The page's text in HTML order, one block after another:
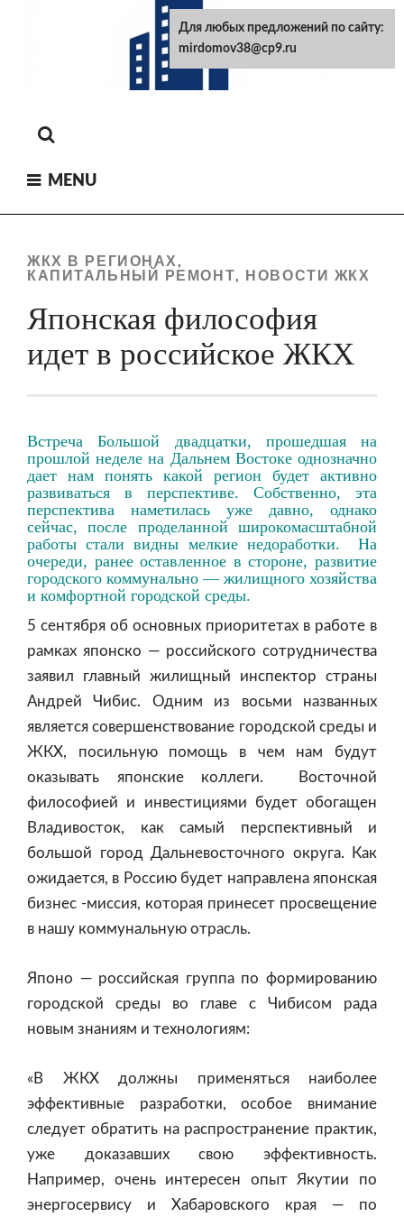
MENU
ЖКХ В РЕГИОНАХ ,
КАПИТАЛЬНЫЙ РЕМОНТ, НОВОСТИ ЖКХ
Японская философия
идет в российское ЖКХ
Встреча Большой двадцатки, прошедшая на
прошлой неделе на Дальнем Востоке однозначно
дает нам понять какой регион будет активно
развиваться в перспективе. Собственно, эта
перспектива наметилась уже давно, однако
сейчас, после проделанной широкомасштабной
работы стали видны мелкие недоработки. На
очереди, ранее оставленное в стороне, развитие
городского коммунально — жилищного хозяйства
и комфортной городской среды.
5 сентября об основных приоритетах в работе в
рамках японско — российского сотрудничества
заявил главный жилищный инспектор страны
Андрей Чибис. Одним из восьми названных
является совершенствование городской среды и
ЖКХ, посильную помощь в чем нам будут
оказывать японские коллеги. Восточной
философией и инвестициями будет обогащен
Владивосток, как самый перспективный и
большой город Дальневосточного округа. Как
ожидается, в Россию будет направлена японская
бизнес -миссия, которая принесет просвещение
в нашу коммунальную отрасль.
Японо — российская группа по формированию
городской среды во главе с Чибисом рада
новым знаниям и технологиям:
«В ЖКХ должны применяться наиболее
эффективные разработки, особое внимание
следует обратить на распространение практик,
уже доказавших свою эффективность.
Например, очень интересен опыт Якутии по
энергосервису и Хабаровского края — по
Для любых предложений по сайту:
mirdomov38@cp9.ru